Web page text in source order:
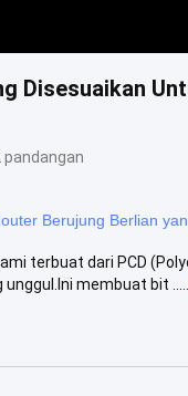
Disesuaikan
pandangan
Berujung Berlian
terbuat dari PCD
membuat bit .....